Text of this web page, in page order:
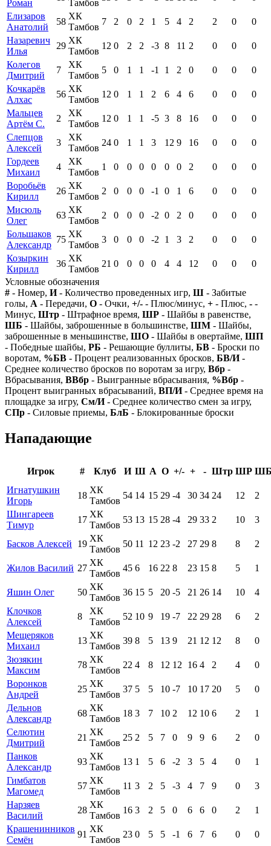
Роман Тамбов
Елизаров
Анатолий
58
ХК
Тамбов
7 2 0 2 1 5 4 2 2 0
0
Назаревич
Илья
29
ХК
Тамбов
12 0 2 2 -3 8 11 2 0 0
0
Колегов
Дмитрий
7
ХК
Тамбов
5 0 1 1 -1 1 2 0 0 0
0
Кочкарёв
Алхас
56
ХК
Тамбов
12 0 1 1 2 6 4 6 0 0
0
Мальцев
Артём С.
2
ХК
Тамбов
12 0 1 1 -5 3 8 16 0 0
0
Слепцов
Алексей
3
ХК
Тамбов
24 0 1 1 3 12 9 16 0 0
0
Гордеев
Михаил
4
ХК
Тамбов
1 0 0 0 0 0 0 2 0 0
0
Воробьёв
Кирилл
26
ХК
Тамбов
2 0 0 0 -1 0 1 6 0 0
0
Мисюль
Олег
63
ХК
Тамбов
2 0 0 0 -2 0 2 0 0 0
0
Большаков
Александр
75
ХК
Тамбов
3 0 0 0 -2 1 3 2 0 0
0
Козыркин
Кирилл
36
ХК
Тамбов
21 0 0 0 0 4 4 12 0 0
0
Условные обозначения
# - Номер, И- Количество проведенных игр, Ш - Забитые
голы, А - Передачи, О - Очки, +/- - Плюс/минус, + - Плюс, - -
Минус, Штр - Штрафное время, ШР - Шайбы в равенстве,
ШБ - Шайбы, заброшенные в большинстве, ШМ - Шайбы,
заброшенные в меньшинстве, ШО - Шайбы в овертайме, ШП
- Победные шайбы, РБ - Решающие буллиты, БВ - Броски по
воротам, %БВ - Процент реализованных бросков, БВ/И-
Среднее количество бросков по воротам за игру, Вбр -
Вбрасывания, ВВбр - Выигранные вбрасывания, %Вбр -
Процент выигранных вбрасываний, ВП/И- Среднее время на
площадке за игру, См/И- Среднее количество смен за игру,
СПр - Силовые приемы, БлБ - Блокированные броски
Нападающие
Игрок # Клуб И Ш А О +/- + - Штр ШР
Игнатушкин
Игорь
18
ХК
Тамбов
54 14 15 29 -4 30 34 24 12
2
Шингареев
Тимур
17
ХК
Тамбов
53 13 15 28 -4 29 33 2 10 3
Басков Алексей 19
ХК
Тамбов
50 11 12 23 -2 27 29 8 8 2
Жилов Василий 27
ХК
Тамбов
45 6 16 22 8 23 15 8 5 1
Яшин Олег 50
ХК
Тамбов
36 15 5 20 -5 21 26 14 10
4
Клочков
Алексей
8
ХК
Тамбов
52 10 9 19 -7 22 29 28 6
2
Мещеряков
Михаил
13
ХК
Тамбов
39 8 5 13 9 21 12 12 8
0
Зюзякин
Максим
78
ХК
Тамбов
22 4 8 12 12 16 4 2 4
0
Воронков
Андрей
25
ХК
Тамбов
37 5 5 10 -7 10 17 20 5
0
Дельнов
Александр
68
ХК
Тамбов
18 3 7 10 2 12 10 6 2
1
Селютин
Дмитрий
21
ХК
Тамбов
25 2 5 7 0 9 9 6 2
0
Панков
Александр
93
ХК
Тамбов
13 1 5 6 -2 3 5 4 0
1
Гимбатов
Магомед
57
ХК
Тамбов
11 3 2 5 -3 4 7 9 0
3
Нарзяев
Василий
28
ХК
Тамбов
16 3 2 5 0 6 6 0 2
1
Крашенинников
Семён
91
ХК
Тамбов
23 0 5 5 -1 6 7 6 0
0